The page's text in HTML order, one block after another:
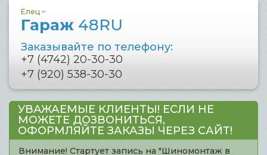
Елец
Гараж 48RU
Заказывайте по телефону:
+7 (4742) 20-30-30
+7 (920) 538-30-30
УВАЖАЕМЫЕ КЛИЕНТЫ! ЕСЛИ НЕ
МОЖЕТЕ ДОЗВОНИТЬСЯ,
ОФОРМЛЯЙТЕ ЗАКАЗЫ ЧЕРЕЗ САЙТ!
Внимание! Стартует запись на "Шиномонтаж в